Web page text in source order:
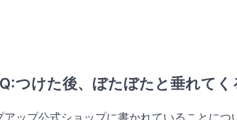
つけた後、ぼたぼたと垂れて